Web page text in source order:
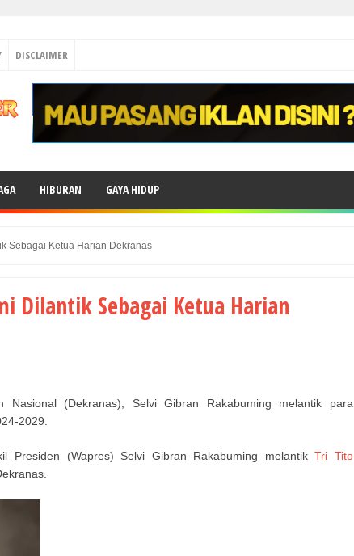
DISCLAIMER
HIBURAN GAYA HIDUP
Sebagai Ketua Harian Dekranas
Dilantik Sebagai Ketua Harian
Nasional (Dekranas), Selvi Gibran Rakabuming melantik para
2029.
Presiden (Wapres) Selvi Gibran Rakabuming melantikTri Tito